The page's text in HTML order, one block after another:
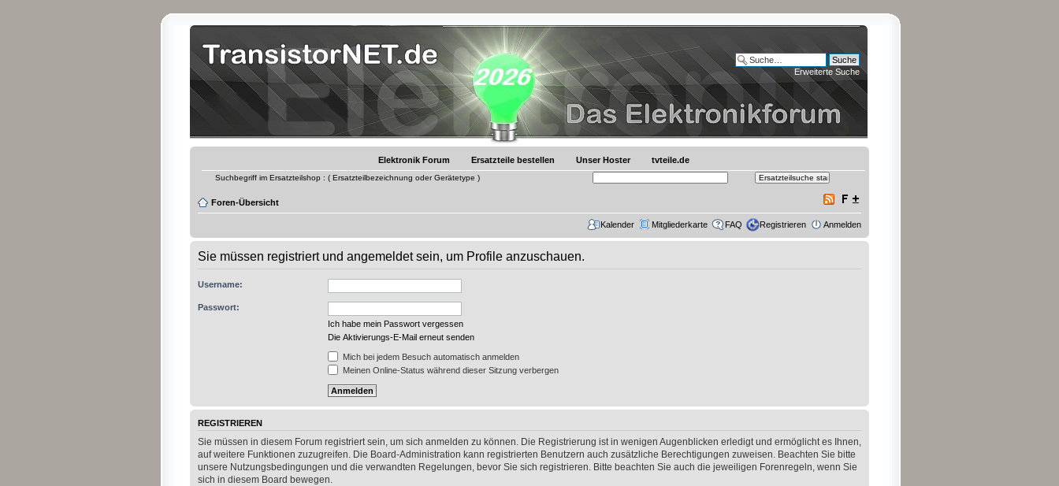
Erweiterte Suche
Elektronik Forum Ersatzteile bestellen Unser Hoster tvteile.de
Suchbegriff im Ersatzteilshop : ( Ersatzteilbezeichnung oder Gerätetype )
Foren-Übersicht
Kalender Mitgliederkarte FAQ Registrieren Anmelden
Sie müssen registriert und angemeldet sein, um Profile anzuschauen.
Username:
Passwort:
Ich habe mein Passwort vergessen
Die Aktivierungs-E-Mail erneut senden
Mich bei jedem Besuch automatisch anmelden
Meinen Online-Status während dieser Sitzung verbergen
REGISTRIEREN
Sie müssen in diesem Forum registriert sein, um sich anmelden zu können. Die Registrierung ist in wenigen Augenblicken erledigt und ermöglicht es Ihnen,
auf weitere Funktionen zuzugreifen. Die Board-Administration kann registrierten Benutzern auch zusätzliche Berechtigungen zuweisen. Beachten Sie bitte
unsere Nutzungsbedingungen und die verwandten Regelungen, bevor Sie sich registrieren. Bitte beachten Sie auch die jeweiligen Forenregeln, wenn Sie
sich in diesem Board bewegen.